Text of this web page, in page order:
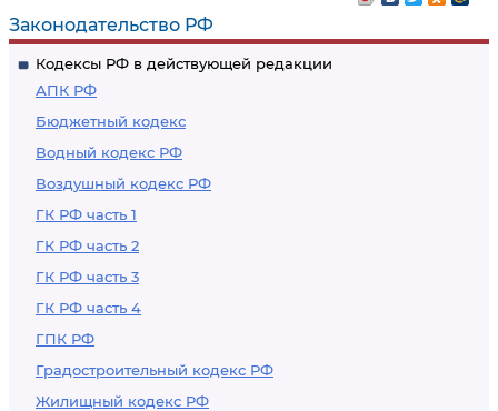
Законодательство РФ
Кодексы РФ в действующей редакции
АПК РФ
Бюджетный кодекс
Водный кодекс РФ
Воздушный кодекс РФ
ГК РФ часть 1
ГК РФ часть 2
ГК РФ часть 3
ГК РФ часть 4
ГПК РФ
Градостроительный кодекс РФ
Жилищный кодекс РФ
помещений,
оборудования и
средств связи